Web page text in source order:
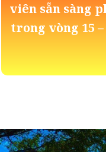
viên sẵn sàng
trong vòng 15